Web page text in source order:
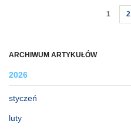
ARCHIWUM ARTYKUŁÓW
2026
styczeń
luty
1 2